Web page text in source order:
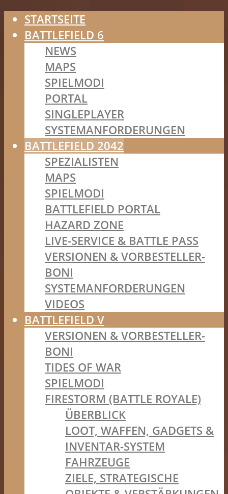
STARTSEITE
BATTLEFIELD 6
NEWS
MAPS
SPIELMODI
PORTAL
SINGLEPLAYER
SYSTEMANFORDERUNGEN
BATTLEFIELD 2042
SPEZIALISTEN
MAPS
SPIELMODI
BATTLEFIELD PORTAL
HAZARD ZONE
LIVE-SERVICE & BATTLE PASS
VERSIONEN & VORBESTELLER-
BONI
SYSTEMANFORDERUNGEN
VIDEOS
BATTLEFIELD V
VERSIONEN & VORBESTELLER-
BONI
TIDES OF WAR
SPIELMODI
FIRESTORM (BATTLE ROYALE)
ÜBERBLICK
LOOT, WAFFEN, GADGETS &
INVENTAR-SYSTEM
FAHRZEUGE
ZIELE, STRATEGISCHE